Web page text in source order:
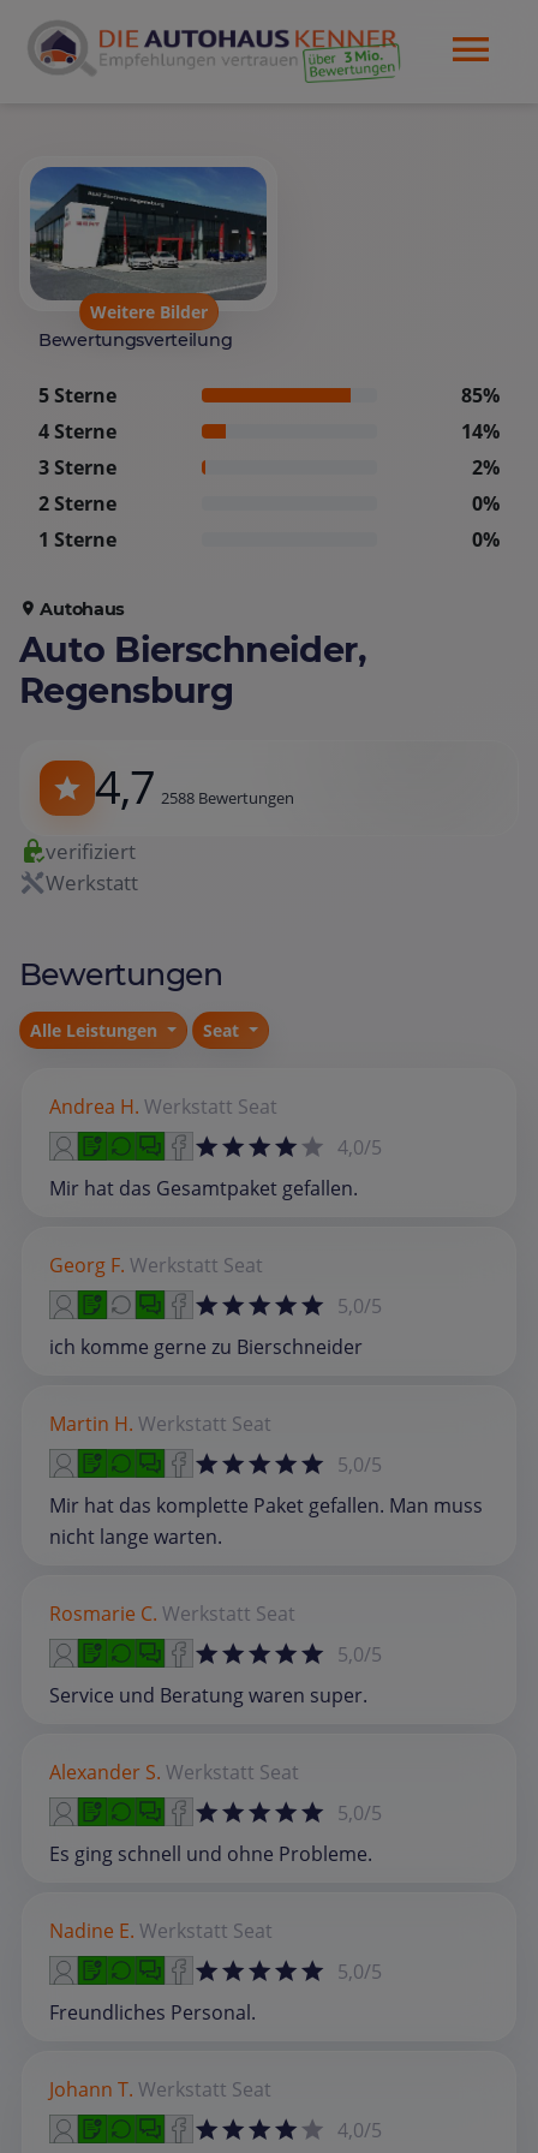
Weitere Bilder
Bewertungsverteilung
5 Sterne
85%
4 Sterne
14%
3 Sterne
2%
2 Sterne
0%
1 Sterne
0%
Autohaus
Auto Bierschneider,
Regensburg
4,7 2588 Bewertungen
verifiziert
Werkstatt
Bewertungen
Alle Leistungen Seat
Andrea H. Werkstatt Seat
4,0/5
Mir hat das Gesamtpaket gefallen.
Georg F. Werkstatt Seat
5,0/5
ich komme gerne zu Bierschneider
Martin H. Werkstatt Seat
5,0/5
Mir hat das komplette Paket gefallen. Man muss
nicht lange warten.
Rosmarie C. Werkstatt Seat
5,0/5
Service und Beratung waren super.
Alexander S. Werkstatt Seat
5,0/5
Es ging schnell und ohne Probleme.
Nadine E. Werkstatt Seat
5,0/5
Freundliches Personal.
Johann T. Werkstatt Seat
4,0/5